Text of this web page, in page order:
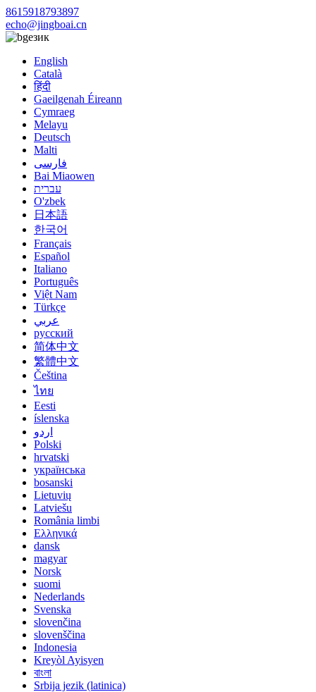
8615918793897
echo@jingboai.cn
език
English
Català
हिंदी
Gaeilgenah Éireann
Cymraeg
Melayu
Deutsch
Malti
فارسی
Bai Miaowen
עברית
O'zbek
日本語
한국어
Français
Español
Italiano
Português
Việt Nam
Türkçe
عربي
русский
简体中文
繁體中文
Čeština
ไทย
Eesti
íslenska
اردو
Polski
hrvatski
українська
bosanski
Lietuvių
Latviešu
România limbi
Ελληνικά
dansk
magyar
Norsk
suomi
Nederlands
Svenska
slovenčina
slovenščina
Indonesia
Kreyòl Ayisyen
বাংলা
Srbija jezik (latinica)